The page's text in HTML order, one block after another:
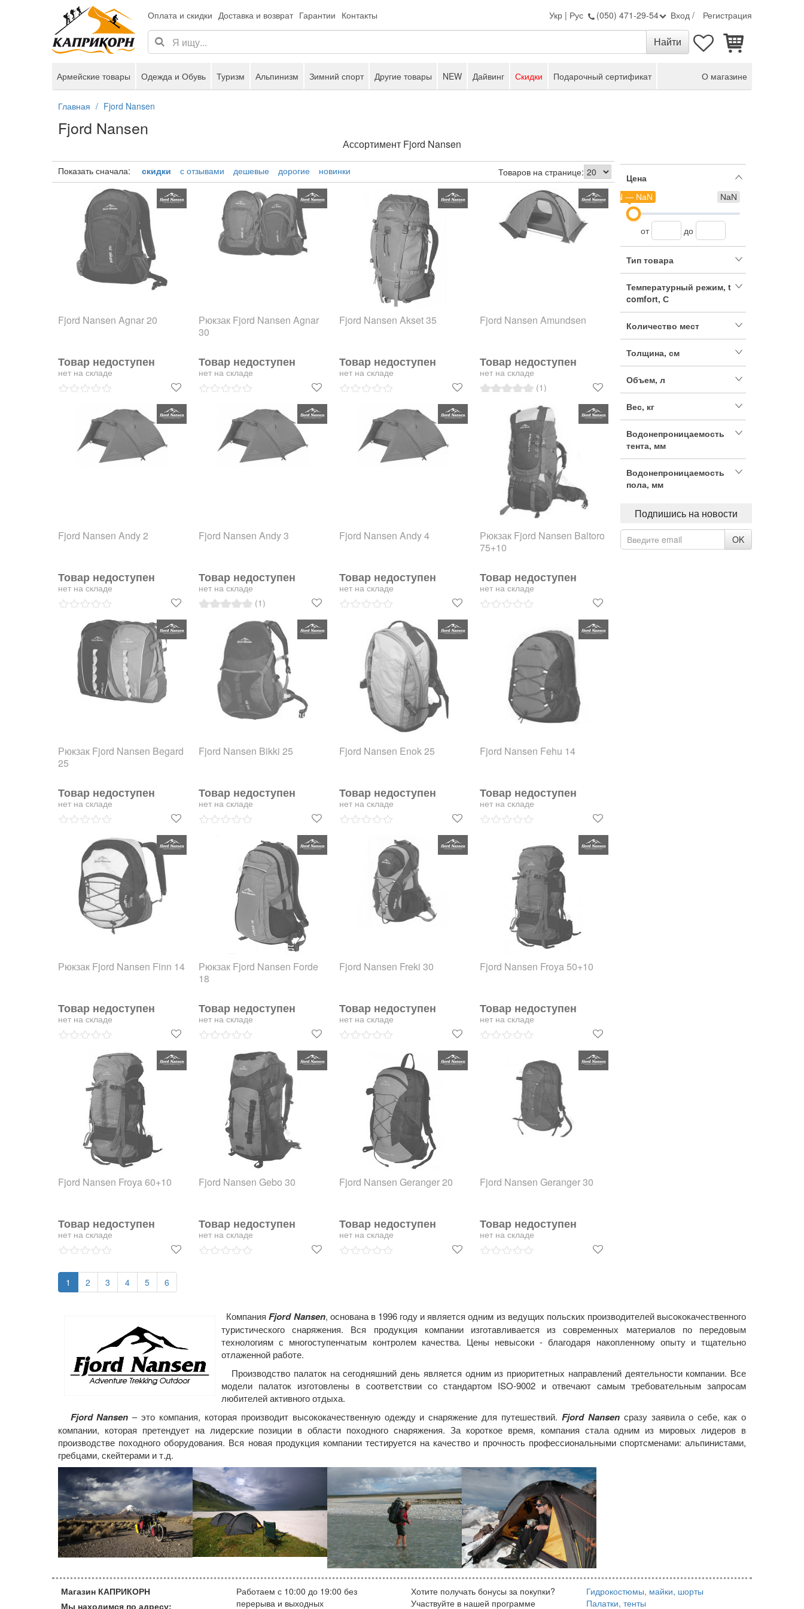
Оплата и скидки Доставка и возврат Гарантии Контакты Укр | Рус (050) 471-29-54 Вход / Регистрация
Армейские товары Одежда и Обувь Туризм Альпинизм Зимний спорт Другие товары NEW Дайвинг Скидки Подарочный сертификат О магазине
Главная Fjord Nansen
Fjord Nansen
КомпанияFjord Nansen, основана в 1996 году и является одним из ведущих польских производителей высококачественного
туристического снаряжения. Вся продукция компании изготавливается из современных материалов по передовым
технологиям с многоступенчатым контролем качества. Цены невысоки - благодаря накопленному опыту и тщательно
отлаженной работе.
Производство палаток на сегодняшний день является одним из приоритетных направлений деятельности компании. Все
модели палаток изготовлены в соответствии со стандартом ISO-9002 и отвечают самым требовательным запросам
любителей активного отдыха.
Fjord Nansen – это компания, которая производит высококачественную одежду и снаряжение для путешествий. Fjord Nansenсразу заявила о себе, как о
компании, которая претендует на лидерские позиции в области походного снаряжения. За короткое время, компания стала одним из мировых лидеров в
производстве походного оборудования. Вся новая продукция компании тестируется на качество и прочность профессиональными спортсменами: альпинистами,
гребцами, скейтерами и т.д.
Ассортимент Fjord Nansen
Показать сначала: скидки с отзывами дешевые дорогие новинки Товаров на странице:
Fjord Nansen Agnar 20
Товар недоступен
нет на складе
Рюкзак Fjord Nansen Agnar
30
Товар недоступен
нет на складе
Fjord Nansen Akset 35
Товар недоступен
нет на складе
Fjord Nansen Amundsen
Товар недоступен
нет на складе
(1)
Fjord Nansen Andy 2
Товар недоступен
нет на складе
Fjord Nansen Andy 3
Товар недоступен
нет на складе
(1)
Fjord Nansen Andy 4
Товар недоступен
нет на складе
Рюкзак Fjord Nansen Baltoro
75+10
Товар недоступен
нет на складе
Рюкзак Fjord Nansen Begard
25
Товар недоступен
нет на складе
Fjord Nansen Bikki 25
Товар недоступен
нет на складе
Fjord Nansen Enok 25
Товар недоступен
нет на складе
Fjord Nansen Fehu 14
Товар недоступен
нет на складе
Рюкзак Fjord Nansen Finn 14
Товар недоступен
нет на складе
Рюкзак Fjord Nansen Forde
18
Товар недоступен
нет на складе
Fjord Nansen Freki 30
Товар недоступен
нет на складе
Fjord Nansen Froya 50+10
Товар недоступен
нет на складе
Fjord Nansen Froya 60+10
Товар недоступен
нет на складе
Fjord Nansen Gebo 30
Товар недоступен
нет на складе
Fjord Nansen Geranger 20
Товар недоступен
нет на складе
Fjord Nansen Geranger 30
Товар недоступен
нет на складе
1 2 3 4 5 6
Цена
NaN
NaN — NaN
от до
Тип товара
Температурный режим, t
comfort, С
Количество мест
Толщина, см
Объем, л
Вес, кг
Водонепроницаемость
тента, мм
Водонепроницаемость
пола, мм
Подпишись на новости
OK
Магазин КАПРИКОРН
Мы находимся по адресу:
Работаем с 10:00 до 19:00 без
перерыва и выходных
Хотите получать бонусы за покупки?
Участвуйте в нашей программе
Гидрокостюмы, майки, шорты
Палатки, тенты